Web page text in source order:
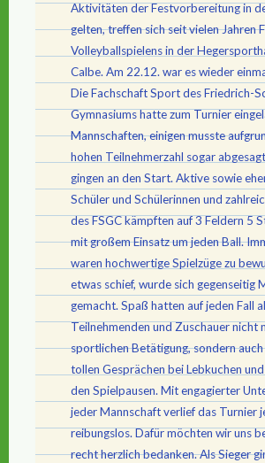
Aktivitäten der Festvorbereitung in
gelten, treffen sich seit vielen Jahren
Volleyballspielens in der
Calbe. Am 22.12. war es wieder
Die Fachschaft Sport des Friedrich-
Gymnasiums hatte zum Turnier
Mannschaften, einigen musste
hohen Teilnehmerzahl sogar
gingen an den Start. Aktive sowie
Schüler und Schülerinnen und
des FSGC kämpften auf 3 Feldern 5
mit großem Einsatz um jeden Ball.
waren hochwertige Spielzüge zu
etwas schief, wurde sich gegenseitig
gemacht. Spaß hatten auf jeden Fall
Teilnehmenden und Zuschauer nicht
sportlichen Betätigung, sondern
tollen Gesprächen bei Lebkuchen
den Spielpausen. Mit engagierter
jeder Mannschaft verlief das Turnier
reibungslos. Dafür möchten wir uns
recht herzlich bedanken. Als Sieger